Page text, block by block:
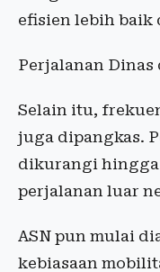
efisien lebih baik
Perjalanan
Selain itu,
juga dipangkas.
dikurangi hingga
perjalanan luar
ASN pun mulai
kebiasaan